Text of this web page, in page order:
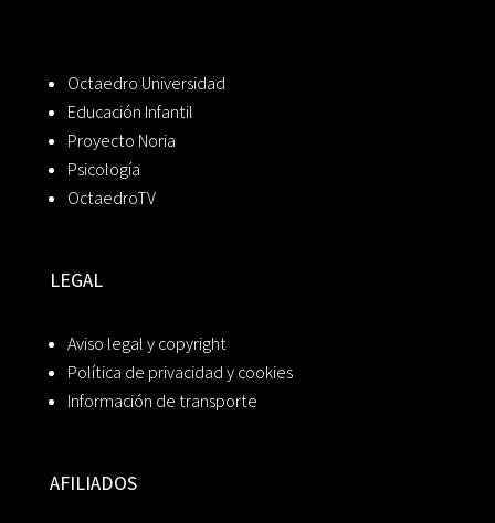
Octaedro Universidad
Educación Infantil
Proyecto Noria
Psicología
OctaedroTV
LEGAL
Aviso legal y copyright
Política de privacidad y cookies
Información de transporte
AFILIADOS